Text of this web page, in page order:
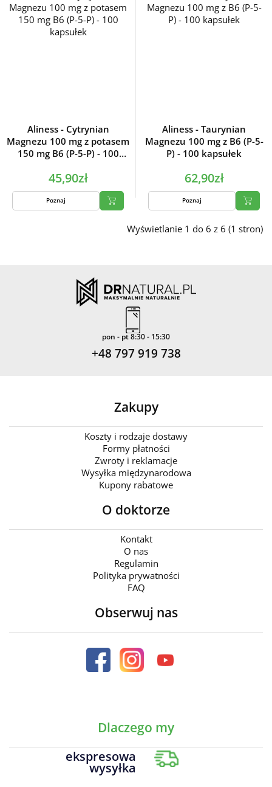
Aliness - Cytrynian
Magnezu 100 mg z potasem
150 mg B6 (P-5-P) - 100
45,90zł
Poznaj
Aliness - Taurynian
Magnezu 100 mg z B6 (P-5-
P) - 100 kapsułek
62,90zł
Poznaj
Wyświetlanie 1 do 6 z 6 (1 stron)
pon - pt 8:30 - 15:30
+48 797 919 738
Zakupy
Koszty i rodzaje dostawy
Formy płatności
Zwroty i reklamacje
Wysyłka międzynarodowa
Kupony rabatowe
O doktorze
Kontakt
O nas
Regulamin
Polityka prywatności
FAQ
Obserwuj nas
Dlaczego my
ekspresowa
wysyłka